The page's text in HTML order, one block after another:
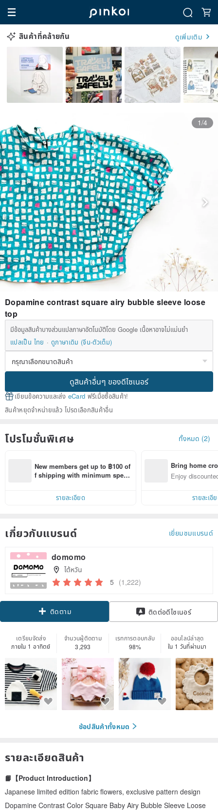
สินค้าที่คล้ายกัน ดูเพิ่มเติม
1/4
Dopamine contrast square airy bubble sleeve loose
top
มีข้อมูลสินค้าบางส่วนแปลภาษาอัตโนมัติโดย Google เนื้อหาอาจไม่แม่นยำ
แปลเป็น ไทย
ดูภาษาเดิม (จีน-ตัวเต็ม)
ดูสินค้าอื่นๆ ของดีไซเนอร์
เขียนข้อความและส่ง eCard ฟรีเมื่อซื้อสินค้า!
สินค้าหยุดจำหน่ายแล้ว โปรดเลือกสินค้าอื่น
โปรโมชั่นพิเศษ ทั้งหมด (2)
New members get up to ฿100 of
f shipping with minimum spen
within 7 days!
รายละเอียด
Bring home
n with ease
Enjoy
รายละเอี
เกี่ยวกับแบรนด์ เยี่ยมชมแบรนด์
domomo
ไต้หวัน
5 (1,222)
ติดตาม ติดต่อดีไซเนอร์
เตรียมจัดส่ง
ภายใน 1 อาทิตย์
จำนวนผู้ติดตาม
3,293
เรทการตอบกลับ
98%
ออนไลน์ล่าสุด
ใน 1 วันที่ผ่านมา
ช้อปสินค้าทั้งหมด
รายละเอียดสินค้า
📙【Product Introduction】
Japanese limited edition fabric flowers, exclusive pattern design
Dopamine Contrast Color Square Baby Airy Bubble Sleeve Loose